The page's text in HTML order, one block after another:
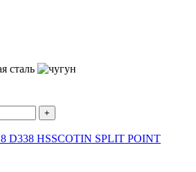
+
D338 HSSCOTIN SPLIT POINT